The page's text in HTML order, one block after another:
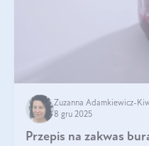
Zuzanna Adamkiewicz-
8 gru 2025
Przepis na zakwas